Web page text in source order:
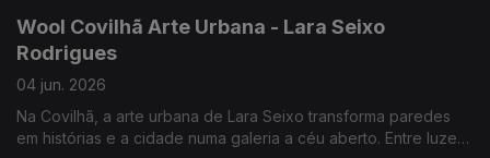
Wool Covilhã Arte Urbana - Lara Seixo
Rodrigues
04 jun. 2026
Na Covilhã, a arte urbana de Lara Seixo transforma paredes
em histórias e a cidade numa galeria a céu aberto. Entre luzes,